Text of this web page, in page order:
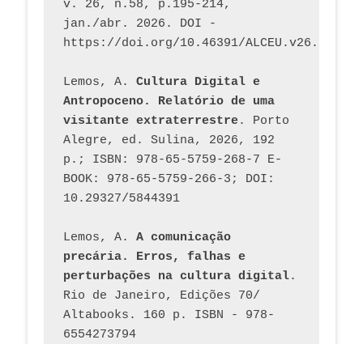
v. 26, n.58, p.195-214,
jan./abr. 2026. DOI -
https://doi.org/10.46391/
Lemos, A. Cultura Digital e
Antropoceno. Relatório de uma
visitante extraterrestre. Porto
Alegre, ed. Sulina, 2026, 192
p.; ISBN: 978-65-5759-268-7 E-
BOOK: 978-65-5759-266-3; DOI:
10.29327/5844391
Lemos, A. A comunicação
precária. Erros, falhas e
perturbações na cultura digital.
Rio de Janeiro, Edições 70/
Altabooks. 160 p. ISBN - 978-
6554273794